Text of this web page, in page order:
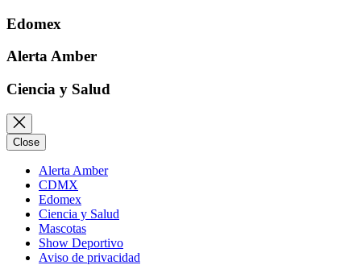
Edomex
Alerta Amber
Ciencia y Salud
Close
Alerta Amber
CDMX
Edomex
Ciencia y Salud
Mascotas
Show Deportivo
Aviso de privacidad